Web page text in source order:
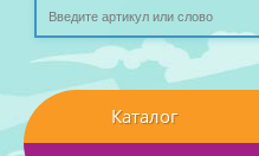
Каталог